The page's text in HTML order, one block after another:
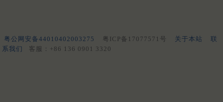
粤公网安备44010402003275 粤ICP备17077571号 关于本站
联
系我们
客服：+86 136 0901 3320